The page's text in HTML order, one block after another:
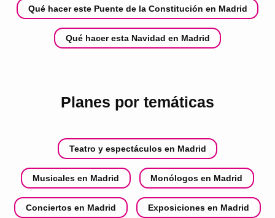
Qué hacer este Puente de la Constitución en Madrid
Qué hacer esta Navidad en Madrid
Planes por temáticas
Teatro y espectáculos en Madrid
Musicales en Madrid Monólogos en Madrid
Conciertos en Madrid Exposiciones en Madrid